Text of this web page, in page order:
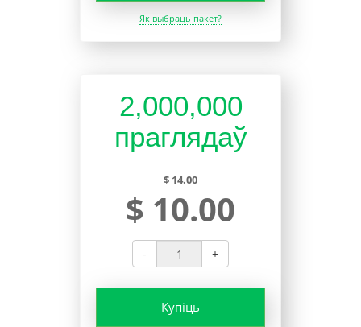
Як выбраць пакет?
2,000,000
праглядаў
$ 14.00
$ 10.00
- +
Купіць